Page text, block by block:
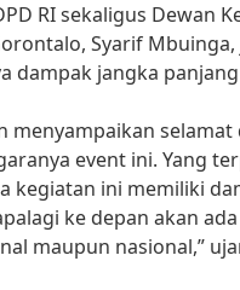
RI sekaligus Dewan
Syarif
dampak jangka
menyampaikan selamat
event ini. Yang
kegiatan ini memiliki
ke depan akan
maupun nasional,”